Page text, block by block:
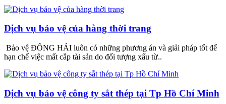
Dịch vụ bảo vệ của hàng thời trang
Bảo vệ ĐÔNG HẢI luôn có những phương án và giải pháp tốt để
hạn chế việc mất cắp tài sản do đối tượng xấu từ..
Dịch vụ bảo vệ công ty sắt thép tại Tp Hồ Chí Minh